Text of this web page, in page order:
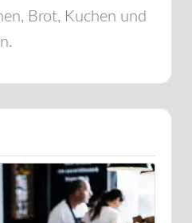
Brot, Kuchen und